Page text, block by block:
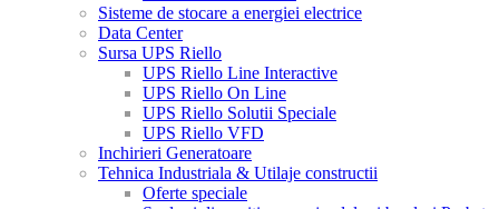
Sisteme de stocare a energiei electrice
Data Center
Sursa UPS Riello
UPS Riello Line Interactive
UPS Riello On Line
UPS Riello Solutii Speciale
UPS Riello VFD
Inchirieri Generatoare
Tehnica Industriala & Utilaje constructii
Oferte speciale